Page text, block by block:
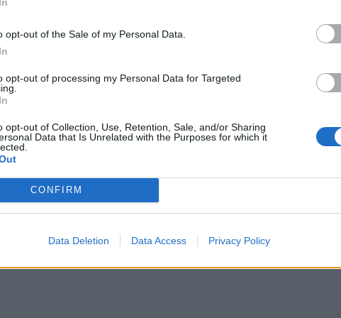
opt-out of the Sale of my Personal Data.
opt-out of processing my Personal Data for Targeted
opt-out of Collection, Use, Retention, Sale, and/or Sharing
Data that Is Unrelated with the Purposes for which it
CONFIRM
Data Deletion Data Access Privacy Policy
στη Ρόδο: Σκότωσε με
στην καρωτίδα
Επόμενο άρθρο
και 20 τραυματίες